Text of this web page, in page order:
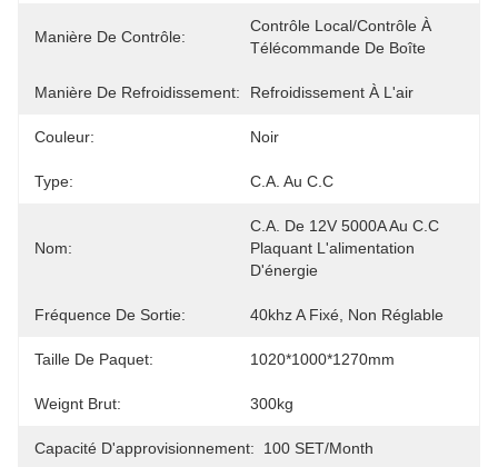
Manière De Contrôle:
Contrôle Local/contrôle À
Télécommande De Boîte
Manière De Refroidissement: Refroidissement À L'air
Couleur: Noir
Type: C.A. Au C.C
Nom:
C.A. De 12V 5000A Au C.C
Plaquant L'alimentation
D'énergie
Fréquence De Sortie: 40khz A Fixé, Non Réglable
Taille De Paquet: 1020*1000*1270mm
Weignt Brut: 300kg
Capacité D'approvisionnement: 100 SET/month